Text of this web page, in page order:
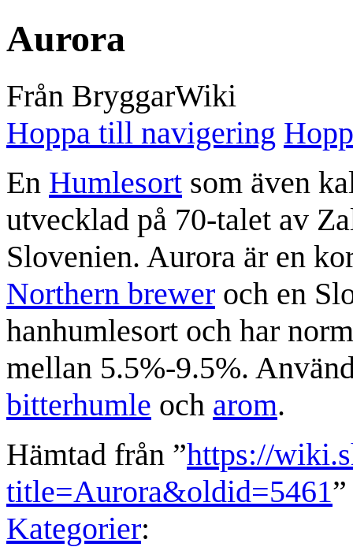
Aurora
Från BryggarWiki
Hoppa till navigering
En Humlesort som även
utvecklad på 70-talet av
Slovenien. Aurora är en
Northern brewer och en
hanhumlesort och har
mellan 5.5%-9.5%.
bitterhumle och arom.
Hämtad från ”https://
title=Aurora&oldid=5461”
Kategorier: